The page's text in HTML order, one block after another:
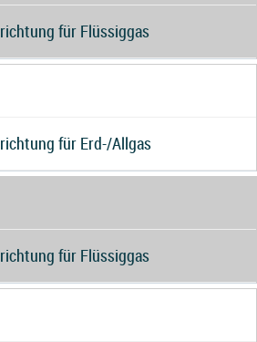
für Flüssiggas
für Erd-/Allgas
für Flüssiggas